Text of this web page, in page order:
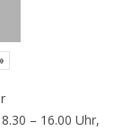
– 16.00 Uhr,